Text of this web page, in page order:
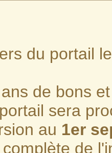
du portail
de bons
sera
au 1er
de